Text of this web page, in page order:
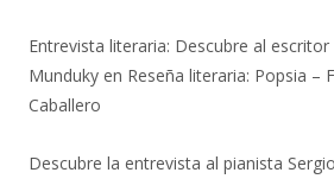
Entrevista literaria: Descubre al
Munduky en Reseña literaria: Popsia –
Caballero
Descubre la entrevista al pianista